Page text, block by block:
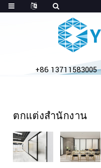
+86 13711583005
ตกแต่งสำนักงาน